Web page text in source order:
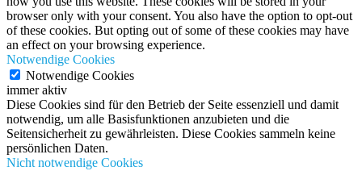
browser only with your consent. You also have the option to opt-out
of these cookies. But opting out of some of these cookies may have
an effect on your browsing experience.
Notwendige Cookies
Notwendige Cookies
immer aktiv
Diese Cookies sind für den Betrieb der Seite essenziell und damit
notwendig, um alle Basisfunktionen anzubieten und die
Seitensicherheit zu gewährleisten. Diese Cookies sammeln keine
persönlichen Daten.
Nicht notwendige Cookies